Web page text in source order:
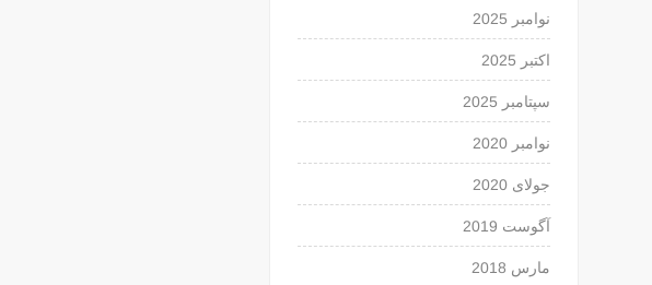
نوامبر 2025
اکتبر 2025
سپتامبر 2025
نوامبر 2020
جولای 2020
آگوست 2019
مارس 2018